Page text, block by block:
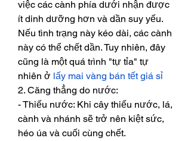
việc các cành phía dưới nhận được
ít dinh dưỡng hơn và dần suy yếu.
Nếu tình trạng này kéo dài, các cành
này có thể chết dần. Tuy nhiên, đây
cũng là một quá trình "tự tỉa" tự
nhiên ở lấy mai vàng bán tết giá sỉ
2. Căng thẳng do nước:
- Thiếu nước: Khi cây thiếu nước, lá,
cành và nhánh sẽ trở nên kiệt sức,
héo úa và cuối cùng chết.